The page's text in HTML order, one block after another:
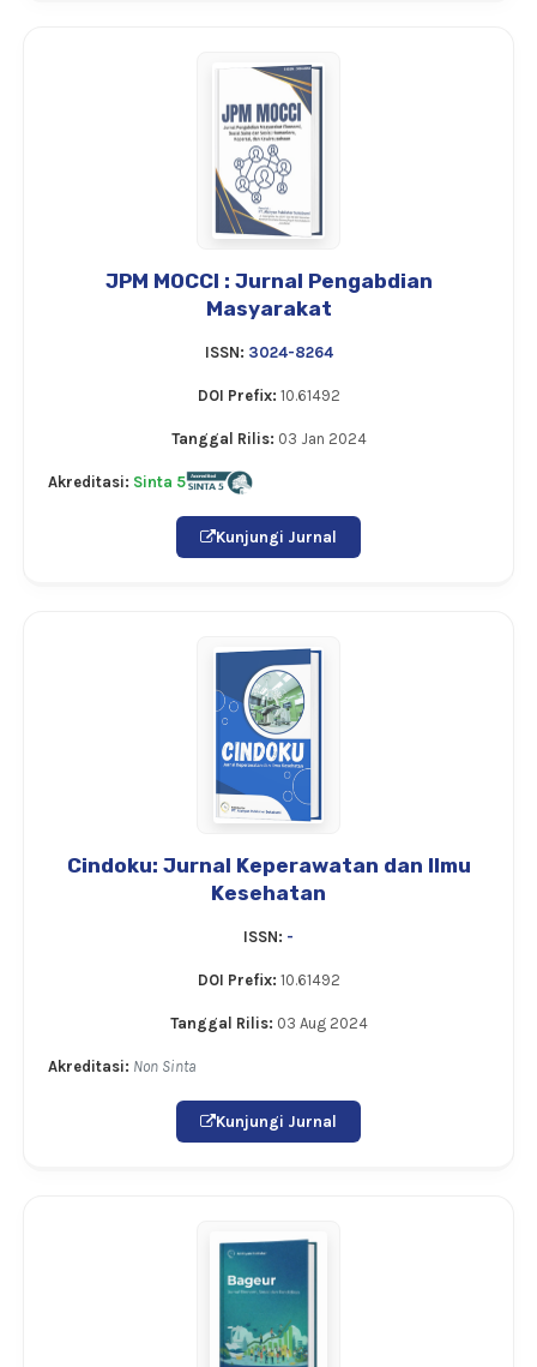
JPM MOCCI : Jurnal Pengabdian
Masyarakat
ISSN: 3024-8264
DOI Prefix: 10.61492
Tanggal Rilis: 03 Jan 2024
Akreditasi: Sinta 5
Kunjungi Jurnal
Cindoku: Jurnal Keperawatan dan Ilmu
Kesehatan
ISSN: -
DOI Prefix: 10.61492
Tanggal Rilis: 03 Aug 2024
Akreditasi: Non Sinta
Kunjungi Jurnal